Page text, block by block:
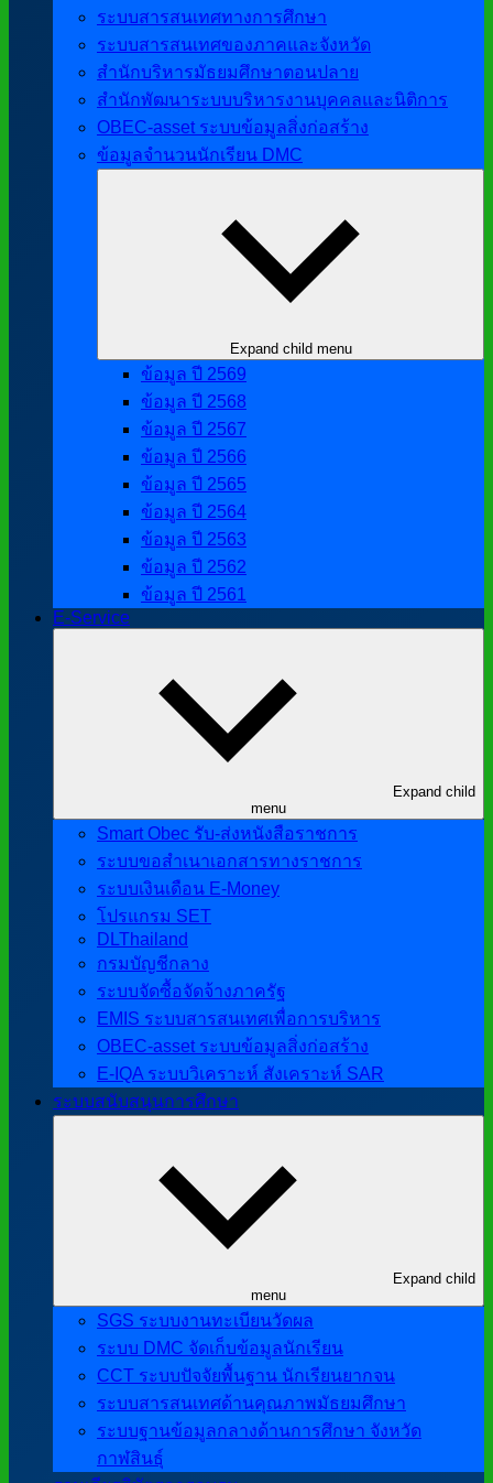
ระบบสารสนเทศทางการศึกษา
ระบบสารสนเทศของภาคและจังหวัด
สำนักบริหารมัธยมศึกษาตอนปลาย
สำนักพัฒนาระบบบริหารงานบุคคลและนิติการ
OBEC-asset ระบบข้อมูลสิ่งก่อสร้าง
ข้อมูลจำนวนนักเรียน DMC
Expand child menu
ข้อมูล ปี 2569
ข้อมูล ปี 2568
ข้อมูล ปี 2567
ข้อมูล ปี 2566
ข้อมูล ปี 2565
ข้อมูล ปี 2564
ข้อมูล ปี 2563
ข้อมูล ปี 2562
ข้อมูล ปี 2561
E-Service
Expand child
menu
Smart Obec รับ-ส่งหนังสือราชการ
ระบบขอสำเนาเอกสารทางราชการ
ระบบเงินเดือน E-Money
โปรแกรม SET
DLThailand
กรมบัญชีกลาง
ระบบจัดซื้อจัดจ้างภาครัฐ
EMIS ระบบสารสนเทศเพื่อการบริหาร
OBEC-asset ระบบข้อมูลสิ่งก่อสร้าง
E-IQA ระบบวิเคราะห์ สังเคราะห์ SAR
ระบบสนับสนุนการศึกษา
Expand child
menu
SGS ระบบงานทะเบียนวัดผล
ระบบ DMC จัดเก็บข้อมูลนักเรียน
CCT ระบบปัจจัยพื้นฐาน นักเรียนยากจน
ระบบสารสนเทศด้านคุณภาพมัธยมศึกษา
ระบบฐานข้อมูลกลางด้านการศึกษา จังหวัด
กาฬสินธุ์